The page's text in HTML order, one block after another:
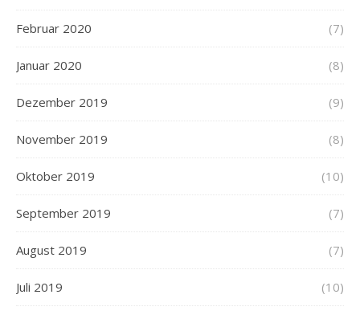
Februar 2020 (7)
Januar 2020 (8)
Dezember 2019 (9)
November 2019 (8)
Oktober 2019 (10)
September 2019 (7)
August 2019 (7)
Juli 2019 (10)